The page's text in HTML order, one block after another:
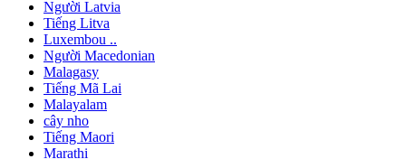
Người Latvia
Tiếng Litva
Luxembou ..
Người Macedonian
Malagasy
Tiếng Mã Lai
Malayalam
cây nho
Tiếng Maori
Marathi